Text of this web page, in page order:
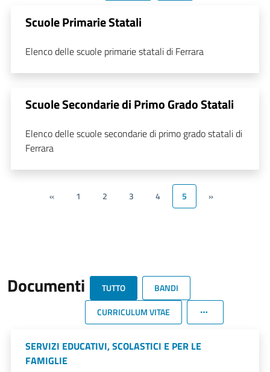
Scuole Primarie Statali
Elenco delle scuole primarie statali di Ferrara
Scuole Secondarie di Primo Grado Statali
Elenco delle scuole secondarie di primo grado statali di
Ferrara
« 1 2 3 4 5 »
Documenti TUTTO
BANDI
CURRICULUM VITAE
SERVIZI EDUCATIVI, SCOLASTICI E PER LE
FAMIGLIE